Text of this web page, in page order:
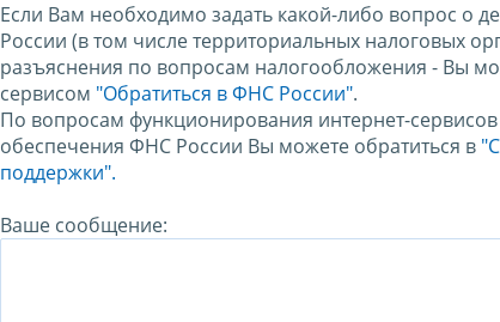
Если Вам необходимо задать какой-либо вопрос о
России (в том числе территориальных налоговых
разъяснения по вопросам налогообложения - Вы
сервисом "Обратиться в ФНС России".
По вопросам функционирования интернет-
обеспечения ФНС России Вы можете обратиться в
поддержки".
Ваше сообщение: